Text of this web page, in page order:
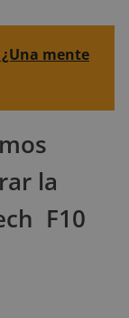
mente
la
F10